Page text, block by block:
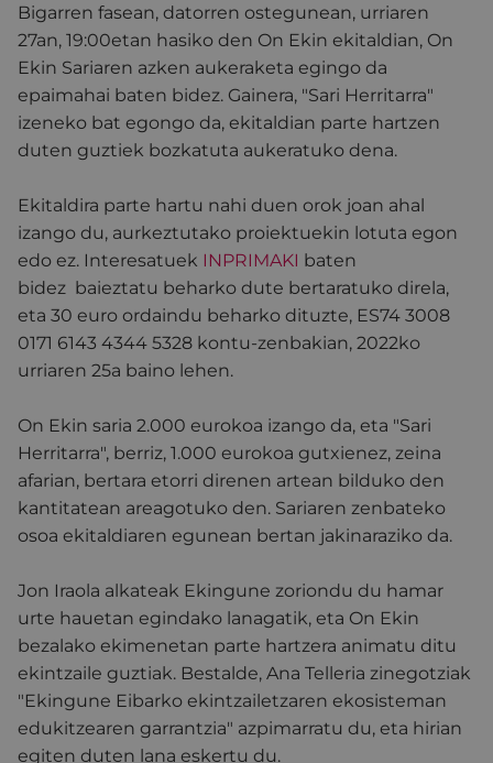
Bigarren fasean, datorren ostegunean, urriaren
27an, 19:00etan hasiko den On Ekin ekitaldian, On
Ekin Sariaren azken aukeraketa egingo da
epaimahai baten bidez. Gainera, "Sari Herritarra"
izeneko bat egongo da, ekitaldian parte hartzen
duten guztiek bozkatuta aukeratuko dena.
Ekitaldira parte hartu nahi duen orok joan ahal
izango du, aurkeztutako proiektuekin lotuta egon
edo ez. Interesatuek INPRIMAKI baten
bidez baieztatu beharko dute bertaratuko direla,
eta 30 euro ordaindu beharko dituzte, ES74 3008
0171 6143 4344 5328 kontu-zenbakian, 2022ko
urriaren 25a baino lehen.
On Ekin saria 2.000 eurokoa izango da, eta "Sari
Herritarra", berriz, 1.000 eurokoa gutxienez, zeina
afarian, bertara etorri direnen artean bilduko den
kantitatean areagotuko den. Sariaren zenbateko
osoa ekitaldiaren egunean bertan jakinaraziko da.
Jon Iraola alkateak Ekingune zoriondu du hamar
urte hauetan egindako lanagatik, eta On Ekin
bezalako ekimenetan parte hartzera animatu ditu
ekintzaile guztiak. Bestalde, Ana Telleria zinegotziak
"Ekingune Eibarko ekintzailetzaren ekosisteman
edukitzearen garrantzia" azpimarratu du, eta hirian
egiten duten lana eskertu du.